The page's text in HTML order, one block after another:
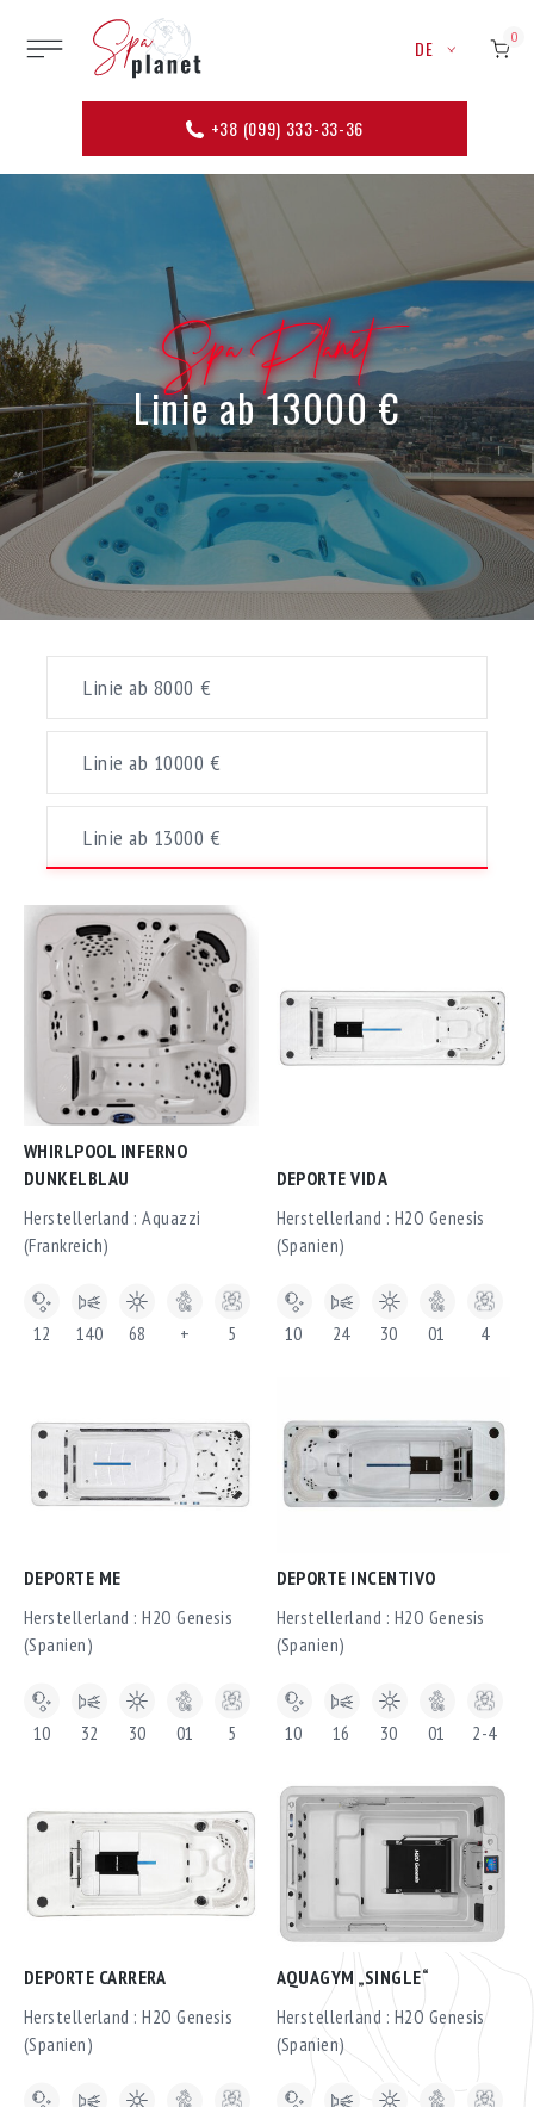
+38 (099) 333-33-36
DE 0
Spa Planet
Linie ab 13000 €
Linie ab 8000 €
Linie ab 10000 €
Linie ab 13000 €
WHIRLPOOL INFERNO
DUNKELBLAU
Herstellerland : Aquazzi
(Frankreich)
12 140 68 + 5
DEPORTE VIDA
Herstellerland : H2O Genesis
(Spanien)
10 24 30 01 4
DEPORTE ME
Herstellerland : H2O Genesis
(Spanien)
10 32 30 01 5
DEPORTE INCENTIVO
Herstellerland : H2O Genesis
(Spanien)
10 16 30 01 2-4
DEPORTE CARRERA
Herstellerland : H2O Genesis
(Spanien)
AQUAGYM „SINGLE“
Herstellerland : H2O Genesis
(Spanien)